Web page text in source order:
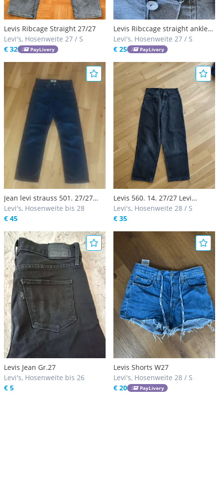
Levis Ribcage Straight 27/27
Levi's, Hosenweite 27 / S
€ 32
PayLivery
Levis Ribccage straight ankle
27/27
Levi's, Hosenweite 27 / S
€ 25
PayLivery
Jean levi strauss 501. 27/27
levis
Levi's, Hosenweite bis 28
€ 45
Levis 560. 14. 27/27 Levi
strauss
Levi's, Hosenweite 28 / S
€ 35
Levis Jean Gr.27
Levi's, Hosenweite bis 26
€ 5
Levis Shorts W27
Levi's, Hosenweite 28 / S
€ 20
PayLivery